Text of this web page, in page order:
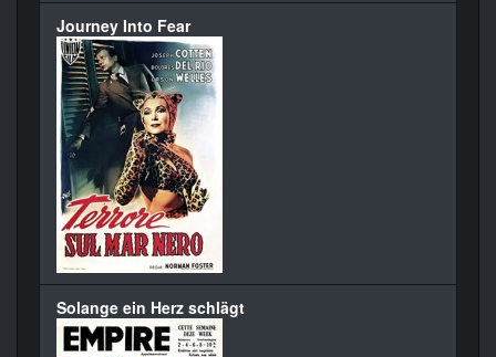
Journey Into Fear
Solange ein Herz schlägt